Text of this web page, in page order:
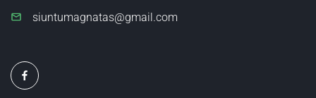
siuntumagnatas@gmail.com